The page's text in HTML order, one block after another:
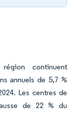
continuent
annuels de 5,7 %
Les centres de
de 22 % du